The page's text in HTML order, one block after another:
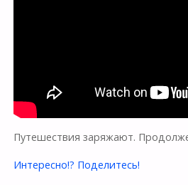
Путешествия заряжают.
Интересно!? Поделитесь!